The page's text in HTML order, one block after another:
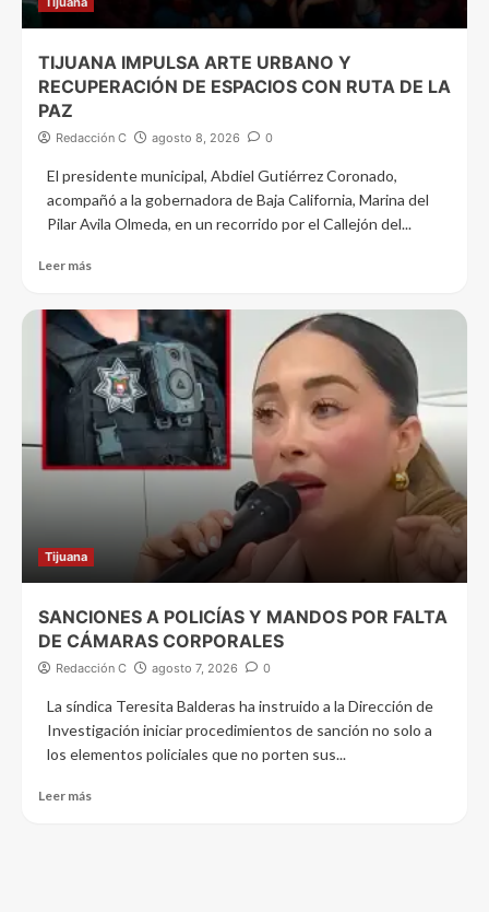
TIJUANA IMPULSA ARTE URBANO Y
RECUPERACIÓN DE ESPACIOS CON RUTA DE LA
PAZ
Redacción C agosto 8, 2026 0
El presidente municipal, Abdiel Gutiérrez Coronado,
acompañó a la gobernadora de Baja California, Marina del
Pilar Avila Olmeda, en un recorrido por el Callejón del...
Leer más
Tijuana
SANCIONES A POLICÍAS Y MANDOS POR FALTA
DE CÁMARAS CORPORALES
Redacción C agosto 7, 2026 0
La síndica Teresita Balderas ha instruido a la Dirección de
Investigación iniciar procedimientos de sanción no solo a
los elementos policiales que no porten sus...
Leer más